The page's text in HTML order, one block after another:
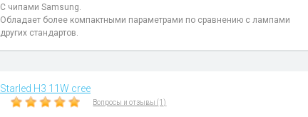
С чипами Samsung.
Обладает более компактными параметрами по сравнению с лампами
других стандартов.
Starled H3 11W cree
Вопросы и отзывы (1)